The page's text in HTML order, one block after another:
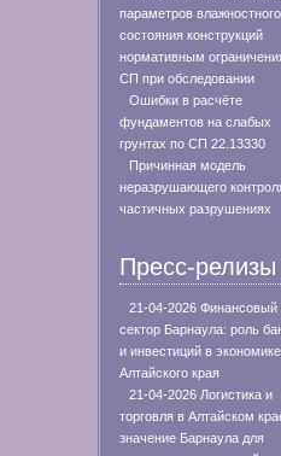
параметров влажностного
состояния конструкций
нормативным
СП при обследовании
Ошибки в расчёте
фундаментов на слабых
грунтах по СП 22.13330
Причинная модель
неразрушающего
частичных разрушениях
Пресс-релизы
21-04-2026 Финансовый
сектор Барнаула: роль
и инвестиций в экономике
Алтайского края
21-04-2026 Логистика и
торговля в Алтайском
значение Барнаула для